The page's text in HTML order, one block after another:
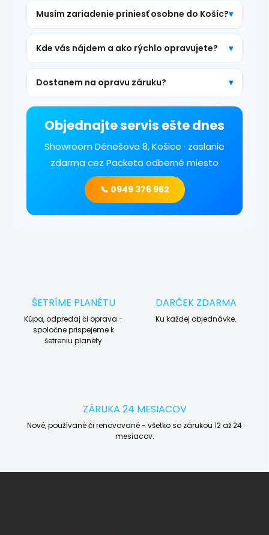
Musím zariadenie priniesť osobne do Košíc?
Kde vás nájdem a ako rýchlo opravujete?
Dostanem na opravu záruku?
Objednajte servis ešte dnes
Showroom Dénešova 8, Košice · zaslanie
zdarma cez Packeta odberné miesto
📞 0949 376 962
ŠETRÍME PLANÉTU
Kúpa, odpredaj či oprava -
spoločne prispejeme k
šetreniu planéty
DARČEK ZDARMA
Ku každej objednávke.
ZÁRUKA 24 MESIACOV
Nové, používané či renovované - všetko so zárukou 12 až 24
mesiacov.